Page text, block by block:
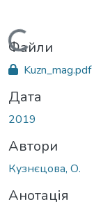
Вантажиться...
Файли
Kuzn_mag.pdf
Дата
2019
Автори
Кузнєцова, О.
Анотація